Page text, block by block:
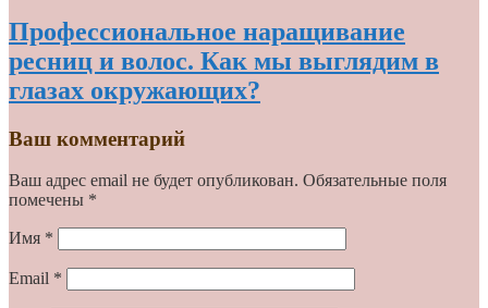
Профессиональное наращивание
ресниц и волос. Как мы выглядим в
глазах окружающих?
Ваш комментарий
Ваш адрес email не будет опубликован. Обязательные поля
помечены *
Имя *
Email *